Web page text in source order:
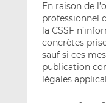
En raison de
professionnel
la CSSF
concrètes
sauf si ces
publication
légales